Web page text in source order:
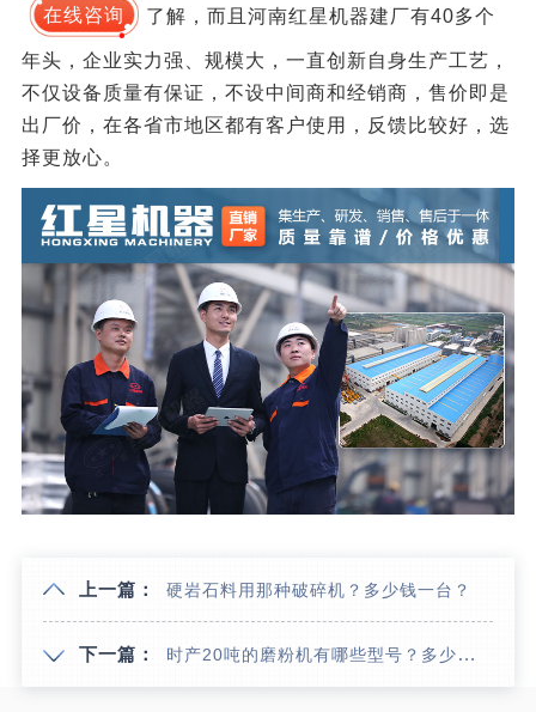
在线咨询 了解，而且河南红星机器建厂有40多个
年头，企业实力强、规模大，一直创新自身生产工艺，
不仅设备质量有保证，不设中间商和经销商，售价即是
出厂价，在各省市地区都有客户使用，反馈比较好，选
择更放心。
上一篇： 硬岩石料用那种破碎机？多少钱一台？
下一篇： 时产20吨的磨粉机有哪些型号？多少钱？